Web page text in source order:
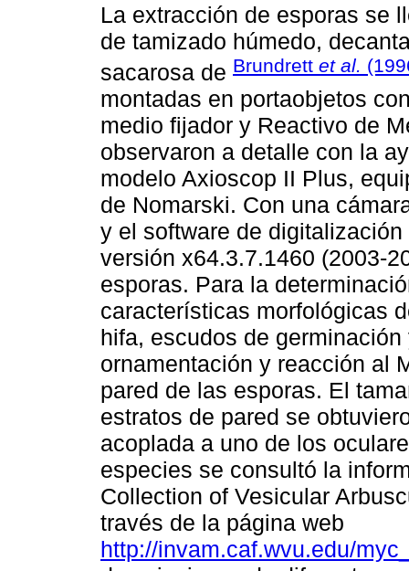
La extracción de esporas se
de tamizado húmedo,
sacarosa de Brundrett et al.
montadas en portaobjetos
medio fijador y Reactivo de
observaron a detalle con la
modelo Axioscop II Plus,
de Nomarski. Con una
y el software de digitalización
versión x64.3.7.1460 (2003-
esporas. Para la
características morfológicas
hifa, escudos de
ornamentación y reacción al
pared de las esporas. El
estratos de pared se
acoplada a uno de los
especies se consultó la
Collection of Vesicular
través de la página web
http://invam.caf.wvu.edu/